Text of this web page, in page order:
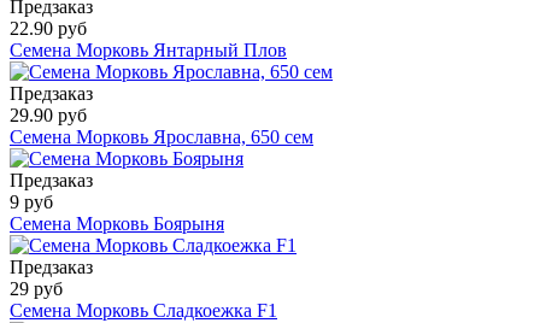
Предзаказ
22.90 руб
Семена Морковь Янтарный Плов
Предзаказ
29.90 руб
Семена Морковь Ярославна, 650 сем
Предзаказ
9 руб
Семена Морковь Боярыня
Предзаказ
29 руб
Семена Морковь Сладкоежка F1